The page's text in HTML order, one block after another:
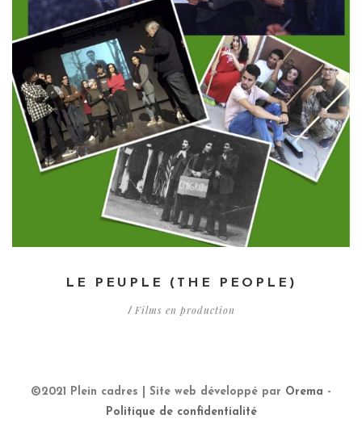
LE PEUPLE (THE PEOPLE)
/ Films en production
©2021 Plein cadres | Site web développé par Orema -
Politique de confidentialité